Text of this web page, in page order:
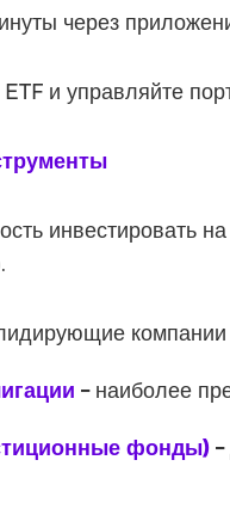
через
ETF и управляйте
инвестировать
–наиболее
фонды) –